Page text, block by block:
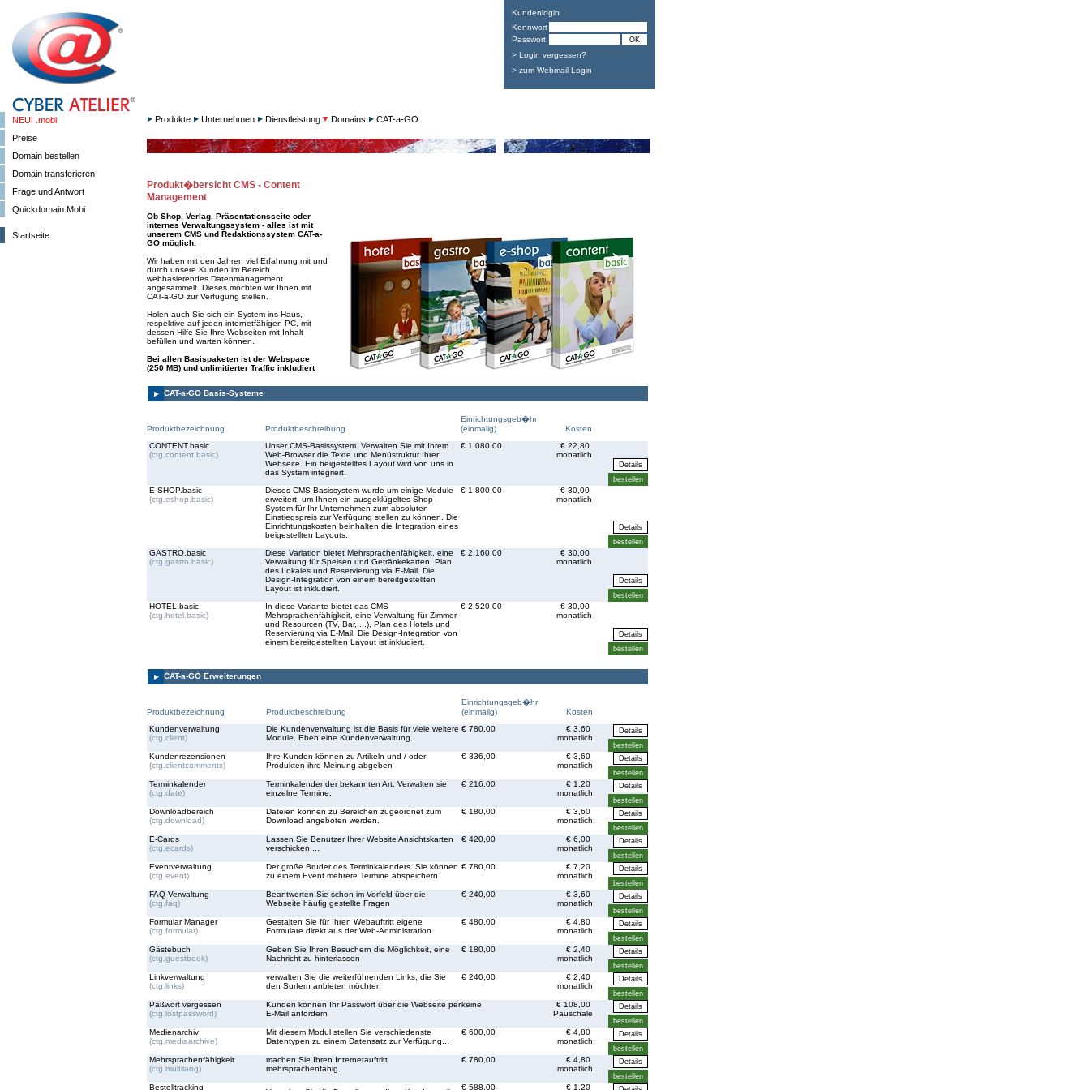
NEU! .mobi
Preise
Domain bestellen
Domain transferieren
Frage und Antwort
Quickdomain.Mobi
Startseite
Kundenlogin
Kennwort
Passwort
> Login vergessen?
> zum Webmail Login
Produkte Unternehmen Dienstleistung Domains CAT-a-GO
Produkt�bersicht CMS - Content
Management
Ob Shop, Verlag, Präsentationsseite oder
internes Verwaltungssystem - alles ist mit
unserem CMS und Redaktionssystem CAT-a-
GO möglich.
Wir haben mit den Jahren viel Erfahrung mit und
durch unsere Kunden im Bereich
webbasierendes Datenmanagement
angesammelt. Dieses möchten wir Ihnen mit
CAT-a-GO zur Verfügung stellen.
Holen auch Sie sich ein System ins Haus,
respektive auf jeden internetfähigen PC, mit
dessen Hilfe Sie Ihre Webseiten mit Inhalt
befüllen und warten können.
Bei allen Basispaketen ist der Webspace
(250 MB) und unlimitierter Traffic inkludiert
CAT-a-GO Basis-Systeme
Produktbezeichnung Produktbeschreibung
Einrichtungsgeb�hr
(einmalig)
Kosten
CONTENT.basic
(ctg.content.basic)
Unser CMS-Basissystem. Verwalten Sie mit Ihrem
Web-Browser die Texte und Menüstruktur Ihrer
Webseite. Ein beigestelltes Layout wird von uns in
das System integriert.
€ 1.080,00
€ 22,80
monatlich
E-SHOP.basic
(ctg.eshop.basic)
Dieses CMS-Basissystem wurde um einige Module
erweitert, um Ihnen ein ausgeklügeltes Shop-
System für Ihr Unternehmen zum absoluten
Einstiegspreis zur Verfügung stellen zu können. Die
Einrichtungskosten beinhalten die Integration eines
beigestellten Layouts.
€ 1.800,00
€ 30,00
monatlich
GASTRO.basic
(ctg.gastro.basic)
Diese Variation bietet Mehrsprachenfähigkeit, eine
Verwaltung für Speisen und Getränkekarten, Plan
des Lokales und Reservierung via E-Mail. Die
Design-Integration von einem bereitgestellten
Layout ist inkludiert.
€ 2.160,00
€ 30,00
monatlich
HOTEL.basic
(ctg.hotel.basic)
In diese Variante bietet das CMS
Mehrsprachenfähigkeit, eine Verwaltung für Zimmer
und Resourcen (TV, Bar, ...), Plan des Hotels und
Reservierung via E-Mail. Die Design-Integration von
einem bereitgestellten Layout ist inkludiert.
€ 2.520,00
€ 30,00
monatlich
CAT-a-GO Erweiterungen
Produktbezeichnung Produktbeschreibung
Einrichtungsgeb�hr
(einmalig)
Kosten
Kundenverwaltung
(ctg.client)
Die Kundenverwaltung ist die Basis für viele weitere
Module. Eben eine Kundenverwaltung.
€ 780,00
€ 3,60
monatlich
Kundenrezensionen
(ctg.clientcomments)
Ihre Kunden können zu Artikeln und / oder
Produkten ihre Meinung abgeben
€ 336,00
€ 3,60
monatlich
Terminkalender
(ctg.date)
Terminkalender der bekannten Art. Verwalten sie
einzelne Termine.
€ 216,00
€ 1,20
monatlich
Downloadbereich
(ctg.download)
Dateien können zu Bereichen zugeordnet zum
Download angeboten werden.
€ 180,00
€ 3,60
monatlich
E-Cards
(ctg.ecards)
Lassen Sie Benutzer Ihrer Website Ansichtskarten
verschicken ...
€ 420,00
€ 6,00
monatlich
Eventverwaltung
(ctg.event)
Der große Bruder des Terminkalenders. Sie können
zu einem Event mehrere Termine abspeichern
€ 780,00
€ 7,20
monatlich
FAQ-Verwaltung
(ctg.faq)
Beantworten Sie schon im Vorfeld über die
Webseite häufig gestellte Fragen
€ 240,00
€ 3,60
monatlich
Formular Manager
(ctg.formular)
Gestalten Sie für Ihren Webauftritt eigene
Formulare direkt aus der Web-Administration.
€ 480,00
€ 4,80
monatlich
Gästebuch
(ctg.guestbook)
Geben Sie Ihren Besuchern die Möglichkeit, eine
Nachricht zu hinterlassen
€ 180,00
€ 2,40
monatlich
Linkverwaltung
(ctg.links)
verwalten Sie die weiterführenden Links, die Sie
den Surfern anbieten möchten
€ 240,00
€ 2,40
monatlich
Paßwort vergessen
(ctg.lostpassword)
Kunden können Ihr Passwort über die Webseite per
E-Mail anfordern
keine
€ 108,00
Pauschale
Medienarchiv
(ctg.mediaarchive)
Mit diesem Modul stellen Sie verschiedenste
Datentypen zu einem Datensatz zur Verfügung...
€ 600,00
€ 4,80
monatlich
Mehrsprachenfähigkeit
(ctg.multilang)
machen Sie Ihren Internetauftritt
mehrsprachenfähig.
€ 780,00
€ 4,80
monatlich
Bestelltracking € 588,00 € 1,20